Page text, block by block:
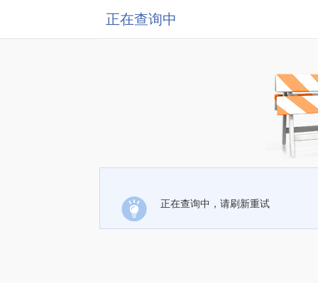
正在查询中
正在查询中，请刷新重试